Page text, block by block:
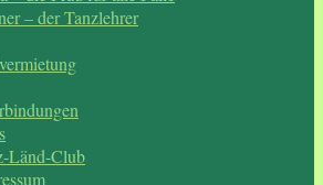
– der Tanzlehrer
Länd-Club